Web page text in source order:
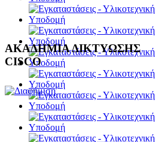
ΑΚΑΔΗΜΙΑ ΔΙΚΤΥΩΣΗΣ
CISCO